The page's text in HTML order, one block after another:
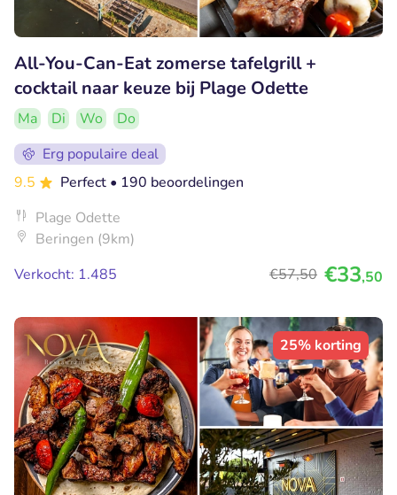
All-You-Can-Eat zomerse tafelgrill +
cocktail naar keuze bij Plage Odette
Ma Di Wo
Do
Erg populaire deal
9.5
Perfect • 190 beoordelingen
Plage Odette
Beringen (9km)
Verkocht: 1.485
€57,50 €33,50
25% korting